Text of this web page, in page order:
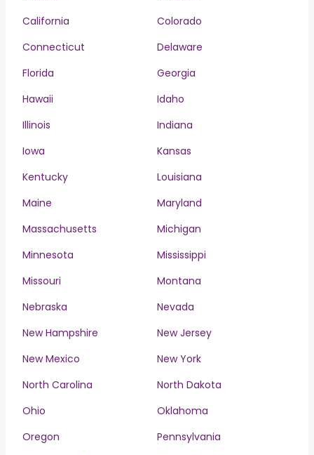
California
Colorado
Connecticut
Delaware
Florida
Georgia
Hawaii
Idaho
Illinois
Indiana
Iowa
Kansas
Kentucky
Louisiana
Maine
Maryland
Massachusetts
Michigan
Minnesota
Mississippi
Missouri
Montana
Nebraska
Nevada
New Hampshire
New Jersey
New Mexico
New York
North Carolina
North Dakota
Ohio
Oklahoma
Oregon
Pennsylvania